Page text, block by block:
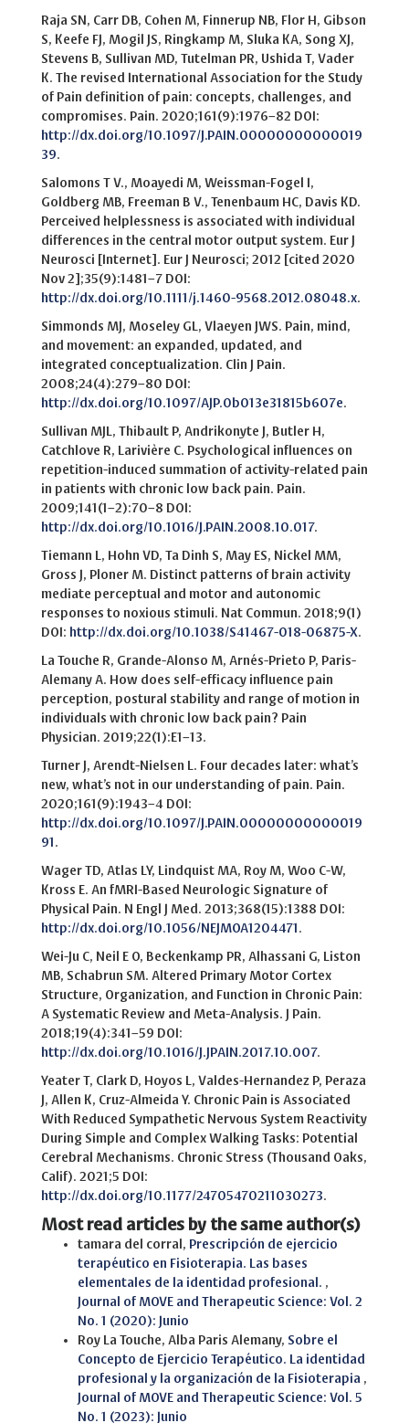
Raja SN, Carr DB, Cohen M, Finnerup NB, Flor H, Gibson
S, Keefe FJ, Mogil JS, Ringkamp M, Sluka KA, Song XJ,
Stevens B, Sullivan MD, Tutelman PR, Ushida T, Vader
K. The revised International Association for the Study
of Pain definition of pain: concepts, challenges, and
compromises. Pain. 2020;161(9):1976–82 DOI:
http://dx.doi.org/10.1097/J.PAIN.00000000000019
39.
Salomons T V., Moayedi M, Weissman-Fogel I,
Goldberg MB, Freeman B V., Tenenbaum HC, Davis KD.
Perceived helplessness is associated with individual
differences in the central motor output system. Eur J
Neurosci [Internet]. Eur J Neurosci; 2012 [cited 2020
Nov 2];35(9):1481–7 DOI:
http://dx.doi.org/10.1111/j.1460-9568.2012.08048.x.
Simmonds MJ, Moseley GL, Vlaeyen JWS. Pain, mind,
and movement: an expanded, updated, and
integrated conceptualization. Clin J Pain.
2008;24(4):279–80 DOI:
http://dx.doi.org/10.1097/AJP.0b013e31815b607e.
Sullivan MJL, Thibault P, Andrikonyte J, Butler H,
Catchlove R, Larivière C. Psychological influences on
repetition-induced summation of activity-related pain
in patients with chronic low back pain. Pain.
2009;141(1–2):70–8 DOI:
http://dx.doi.org/10.1016/J.PAIN.2008.10.017.
Tiemann L, Hohn VD, Ta Dinh S, May ES, Nickel MM,
Gross J, Ploner M. Distinct patterns of brain activity
mediate perceptual and motor and autonomic
responses to noxious stimuli. Nat Commun. 2018;9(1)
DOI: http://dx.doi.org/10.1038/S41467-018-06875-X.
La Touche R, Grande-Alonso M, Arnés-Prieto P, Paris-
Alemany A. How does self-efficacy influence pain
perception, postural stability and range of motion in
individuals with chronic low back pain? Pain
Physician. 2019;22(1):E1–13.
Turner J, Arendt-Nielsen L. Four decades later: what’s
new, what’s not in our understanding of pain. Pain.
2020;161(9):1943–4 DOI:
http://dx.doi.org/10.1097/J.PAIN.00000000000019
91 .
Wager TD, Atlas LY, Lindquist MA, Roy M, Woo C-W,
Kross E. An fMRI-Based Neurologic Signature of
Physical Pain. N Engl J Med. 2013;368(15):1388 DOI:
http://dx.doi.org/10.1056/NEJMOA1204471 .
Wei-Ju C, Neil E O, Beckenkamp PR, Alhassani G, Liston
MB, Schabrun SM. Altered Primary Motor Cortex
Structure, Organization, and Function in Chronic Pain:
A Systematic Review and Meta-Analysis. J Pain.
2018;19(4):341–59 DOI:
http://dx.doi.org/10.1016/J.JPAIN.2017.10.007.
Yeater T, Clark D, Hoyos L, Valdes-Hernandez P, Peraza
J, Allen K, Cruz-Almeida Y. Chronic Pain is Associated
With Reduced Sympathetic Nervous System Reactivity
During Simple and Complex Walking Tasks: Potential
Cerebral Mechanisms. Chronic Stress (Thousand Oaks,
Calif). 2021;5 DOI:
http://dx.doi.org/10.1177/24705470211030273.
Most read articles by the same author(s)
tamara del corral, Prescripción de ejercicio
terapéutico en Fisioterapia. Las bases
elementales de la identidad profesional. ,
Journal of MOVE and Therapeutic Science: Vol. 2
No. 1 (2020): Junio
Roy La Touche, Alba Paris Alemany, Sobre el
Concepto de Ejercicio Terapéutico. La identidad
profesional y la organización de la Fisioterapia ,
Journal of MOVE and Therapeutic Science: Vol. 5
No. 1 (2023): Junio